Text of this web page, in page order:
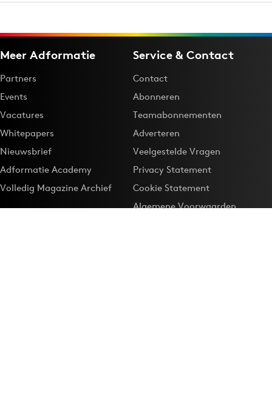
Meer Adformatie
Partners
Events
Vacatures
Whitepapers
Nieuwsbrief
Adformatie Academy
Volledig Magazine Archief
Service & Contact
Contact
Abonneren
Teamabonnementen
Adverteren
Veelgestelde Vragen
Privacy Statement
Cookie Statement
Algemene Voorwaarden